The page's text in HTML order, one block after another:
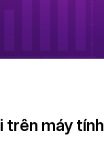
trên máy tính